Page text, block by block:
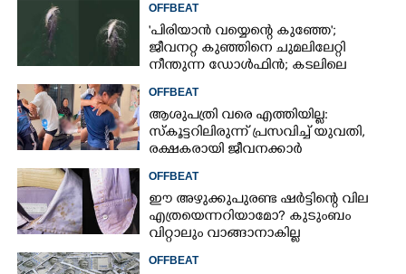
യുവതി
OFFBEAT
'പിരിയാൻ വയ്യെന്റെ കുഞ്ഞേ';
ജീവനറ്റ കുഞ്ഞിനെ ചുമലിലേറ്റി
നീന്തുന്ന ഡോൾഫിൻ; കടലിലെ
OFFBEAT
ആശുപത്രി വരെ എത്തിയില്ല:
സ്കൂട്ടറിലിരുന്ന് പ്രസവിച്ച് യുവതി,
രക്ഷകരായി ജീവനക്കാർ
OFFBEAT
ഈ അഴുക്കുപുരണ്ട ഷർട്ടിന്റെ വില
എത്രയെന്നറിയാമോ? കുടുംബം
വിറ്റാലും വാങ്ങാനാകില്ല
OFFBEAT